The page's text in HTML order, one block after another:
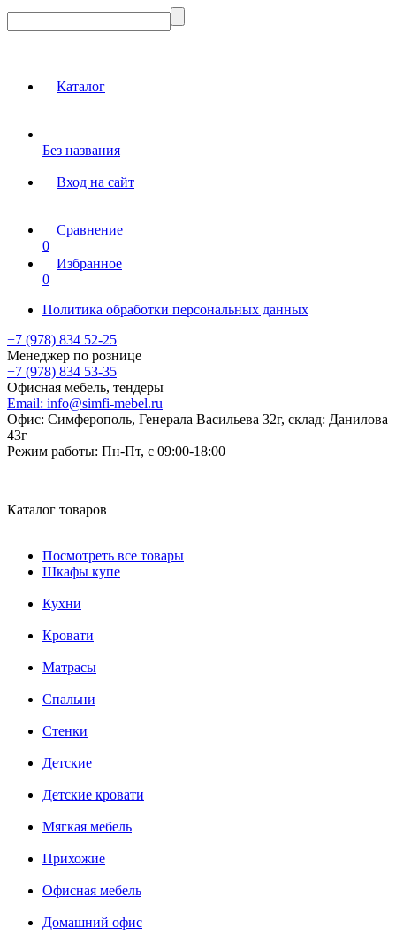
Каталог
Без названия
Вход на сайт
Сравнение
0
Избранное
0
Политика обработки персональных данных
+7 (978) 834 52-25
Менеджер по рознице
+7 (978) 834 53-35
Офисная мебель, тендеры
Email: info@simfi-mebel.ru
Офис: Симферополь, Генерала Васильева 32г, склад: Данилова
43г
Режим работы: Пн-Пт, с 09:00-18:00
Каталог товаров
Посмотреть все товары
Шкафы купе
Кухни
Кровати
Матрасы
Cпальни
Стенки
Детские
Детские кровати
Мягкая мебель
Прихожие
Офисная мебель
Домашний офис